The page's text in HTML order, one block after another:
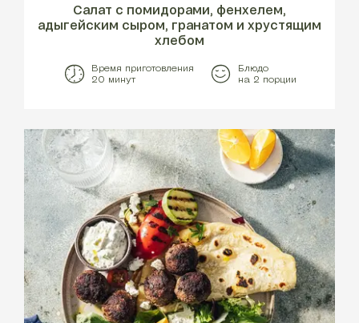
Салат с помидорами, фенхелем,
адыгейским сыром, гранатом и хрустящим
хлебом
Время приготовления
20 минут
Блюдо
на 2 порции